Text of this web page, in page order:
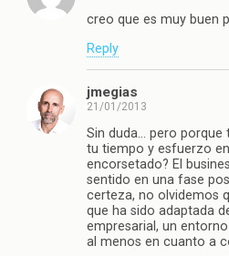
creo que es muy buen
Reply
jmegias
21/01/2013
Sin duda… pero
tu tiempo y esfuerzo
encorsetado? El
sentido en una fase
certeza, no olvidemos
que ha sido adaptada
empresarial, un
al menos en cuanto a